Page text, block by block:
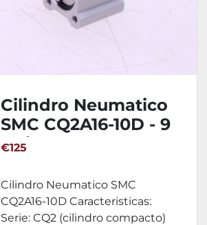
Cilindro Neumatico
SMC CQ2A16-10D - 9
Unidades
€125
Cilindro Neumatico SMC
CQ2A16-10D Caracteristicas:
Serie: CQ2 (cilindro compacto)